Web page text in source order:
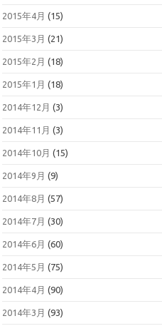
2015年4月 (15)
2015年3月 (21)
2015年2月 (18)
2015年1月 (18)
2014年12月 (3)
2014年11月 (3)
2014年10月 (15)
2014年9月 (9)
2014年8月 (57)
2014年7月 (30)
2014年6月 (60)
2014年5月 (75)
2014年4月 (90)
2014年3月 (93)